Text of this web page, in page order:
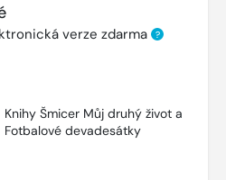
verze zdarma ?
Knihy Šmicer Můj druhý život a
Fotbalové devadesátky